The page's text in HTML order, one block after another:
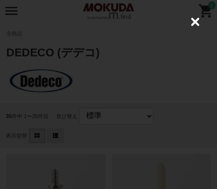
0
全商品
DEDECO (デデコ)
35件中 1〜35件目 並び替え
表示切替
C